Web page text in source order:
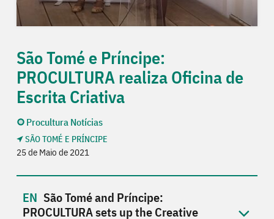
São Tomé e Príncipe:
PROCULTURA realiza Oficina de
Escrita Criativa
Procultura Notícias
SÃO TOMÉ E PRÍNCIPE
25 de Maio de 2021
São Tomé and Príncipe:
PROCULTURA sets up the Creative